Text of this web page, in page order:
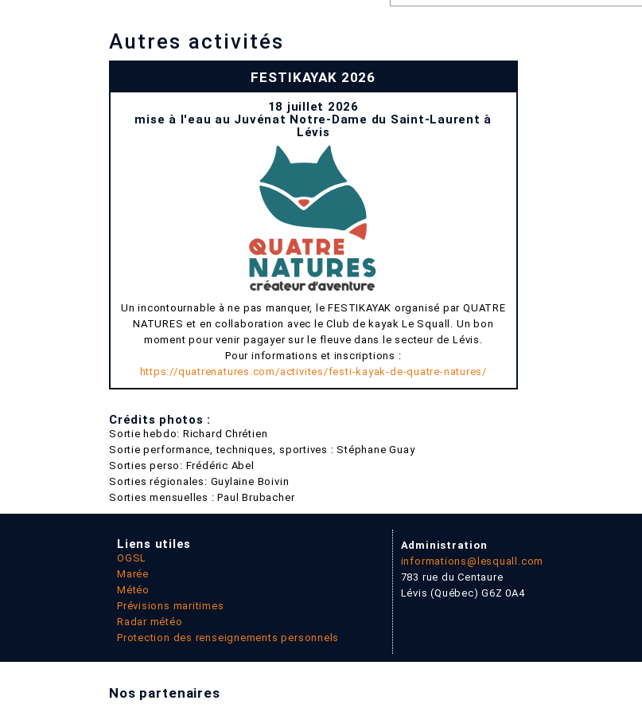
Autres activités
FESTIKAYAK 2026
18 juillet 2026
mise à l'eau au Juvénat Notre-Dame du Saint-Laurent à
Lévis
Un incontournable à ne pas manquer, le FESTIKAYAK organisé par QUATRE
NATURES et en collaboration avec le Club de kayak Le Squall. Un bon
moment pour venir pagayer sur le fleuve dans le secteur de Lévis.
Pour informations et inscriptions :
https://quatrenatures.com/activites/festi-kayak-de-quatre-natures/
Crédits photos :
Sortie hebdo: Richard Chrétien
Sortie performance, techniques, sportives : Stéphane Guay
Sorties perso: Frédéric Abel
Sorties régionales: Guylaine Boivin
Sorties mensuelles : Paul Brubacher
Liens utiles
OGSL
Marée
Météo
Prévisions maritimes
Radar météo
Protection des renseignements personnels
Administration
informations@lesquall.com
783 rue du Centaure
Lévis (Québec) G6Z 0A4
Nos partenaires